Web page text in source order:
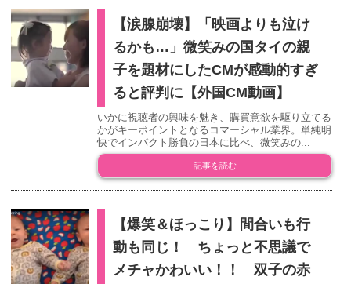
【涙腺崩壊】「映画よりも泣け
るかも…」微笑みの国タイの親
子を題材にしたCMが感動的すぎ
ると評判に【外国CM動画】
いかに視聴者の興味を魅き、購買意欲を駆り立てる
かがキーポイントとなるコマーシャル業界。単純明
快でインパクト勝負の日本に比べ、微笑みの...
記事を読む
【爆笑＆ほっこり】間合いも行
動も同じ！ ちょっと不思議で
メチャかわいい！！ 双子の赤